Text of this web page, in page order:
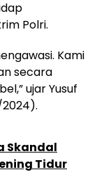
Polri.
Kami
secara
ujar Yusuf
Skandal
Tidur